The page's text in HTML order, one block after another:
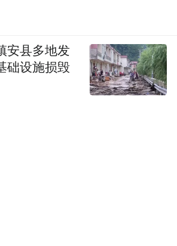
安县多地发
础设施损毁